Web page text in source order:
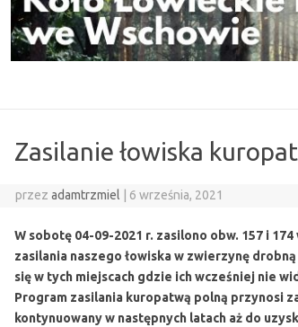
Zasilanie łowiska
przezadamtrzmiel 6 września, 2021
W sobotę 04-09-2021 r. zasilono obw. 157 i
zasilania naszego łowiska w zwierzynę
się w tych miejscach gdzie ich wcześniej nie
Program zasilania kuropatwą polną przynosi
kontynuowany w następnych latach aż do